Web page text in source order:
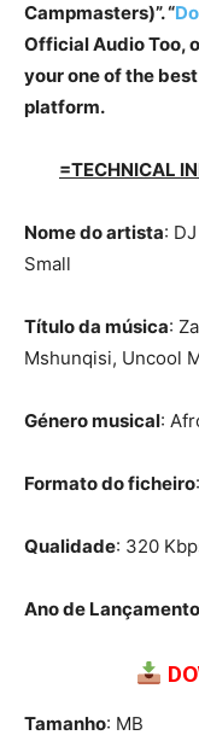
Campmasters)”. “
Official Audio Too,
your one of the
platform.
=TECHNICAL
Nome do artista:
Small
Título da música:
Mshunqisi, Uncool
Género musical:
Formato do ficheiro
Qualidade: 320
Ano de Lançamento
Tamanho: MB